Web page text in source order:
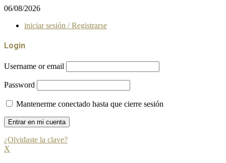
06/08/2026
iniciar sesión / Registrarse
Login
Username or email
Password
Mantenerme conectado hasta que cierre sesión
¿Olvidaste la clave?
X